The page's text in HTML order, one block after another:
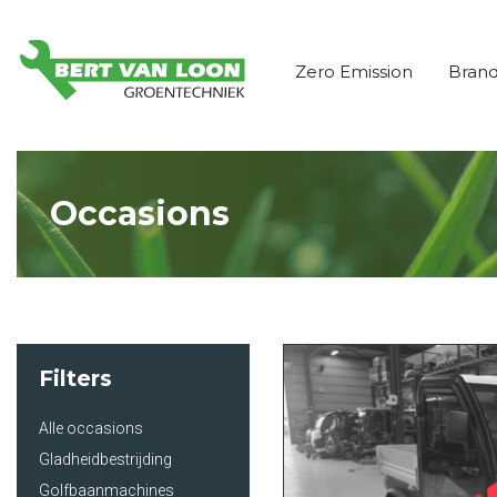
Zero Emission
Occasions
Filters
Alle occasions
Gladheidbestrijding
Golfbaanmachines